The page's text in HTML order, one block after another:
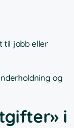
til jobb eller
og
i